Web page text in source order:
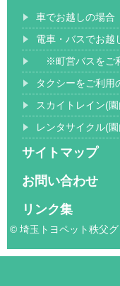
車でお越しの場合
電車・バスでお越
※町営バスをご
タクシーをご利用
スカイトレイン(
レンタサイクル(
サイトマップ
お問い合わせ
リンク集
© 埼玉トヨペット秩父